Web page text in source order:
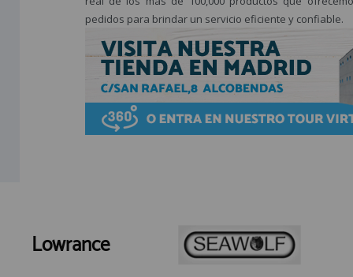
pedidos para brindar un servicio eficiente y confiable.
Lowrance